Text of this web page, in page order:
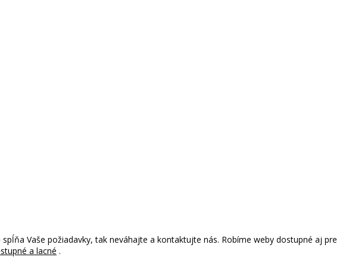
Vaše požiadavky, tak neváhajte a kontaktujte nás. Robíme weby dostupné aj pre
a lacné .